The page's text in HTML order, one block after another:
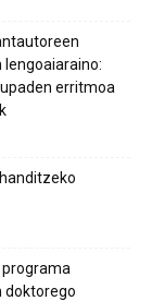
erritmoa
programa
doktorego